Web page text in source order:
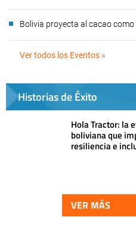
Bolivia proyecta al cacao
Ver todos los Eventos »
Historias de Éxito
Hola Tractor: la
boliviana que
resiliencia e
VER MÁS